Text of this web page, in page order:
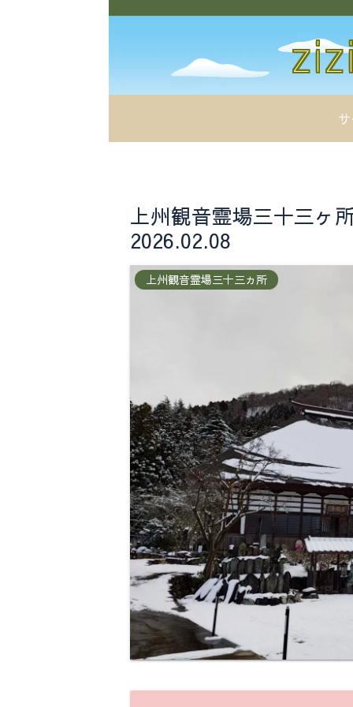
上州観音霊場三十三ヶ
2026.02.08
上州観音霊場三十三ヵ所